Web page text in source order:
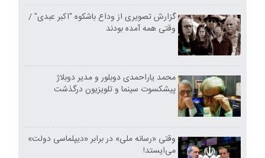
گزارش تصویری از وداع باشکوه "اکبر عبدی" /
وقتی همه آمده بودند
محمد یاراحمدی دوبلور و مدیر دوبلاژ
پیشکسوت سینما و تلویزیون درگذشت
وقتی «رسانه ملی» در برابر «دیپلماسی دولت»
می‌ایستد!